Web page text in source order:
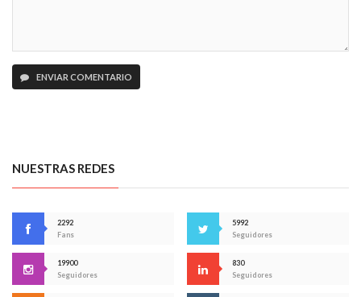
ENVIAR COMENTARIO
NUESTRAS REDES
2292
Fans
5992
Seguidores
19900
Seguidores
830
Seguidores